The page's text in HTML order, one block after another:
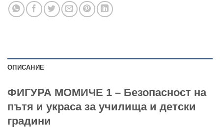
ОПИСАНИЕ
ФИГУРА МОМИЧЕ 1 – Безопасност на
пътя и украса за училища и детски
градини